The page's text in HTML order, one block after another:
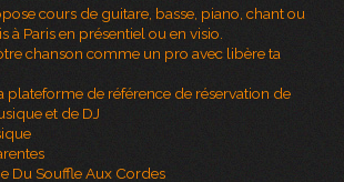
cours de guitare, basse, piano, chant ou
à Paris en présentiel ou en visio.
chanson comme un pro avec libère ta
plateforme de référence de réservation de
et de DJ
Du Souffle Aux Cordes